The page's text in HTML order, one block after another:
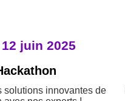
12 juin 2025
solutions innovantes de